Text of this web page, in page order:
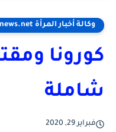
وكالة أخبار المرأة www.wonews.net info@wonews.net
كورونا
شاملة
فبراير 29, 2020